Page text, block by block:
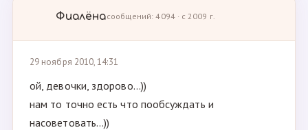
Фиалёнасообщений: 4094 · с 2009 г.
29 ноября 2010, 14:31
ой, девочки, здорово...))
нам то точно есть что пообсуждать и
насоветовать...))